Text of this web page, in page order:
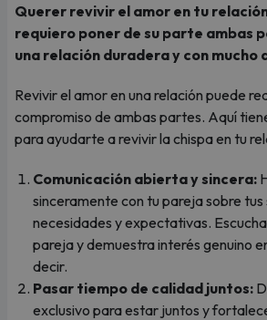
Querer revivir el amor en tu
requiero poner de su parte ambas
una relación duradera y con mucho
Revivir el amor en una relación puede
compromiso de ambas partes. Aquí
para ayudarte a revivir la chispa en tu
Comunicación abierta y sincera:
sinceramente con tu pareja sobre
necesidades y expectativas.
pareja y demuestra interés genuino
decir.
Pasar tiempo de calidad juntos:
exclusivo para estar juntos y